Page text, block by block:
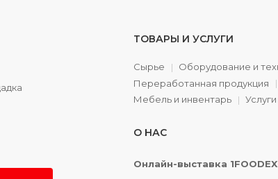
ТОВАРЫ И УСЛУГИ
Сырье Оборудование и
Переработанная продукция
Мебель и инвентарь
О НАС
Онлайн-выставка